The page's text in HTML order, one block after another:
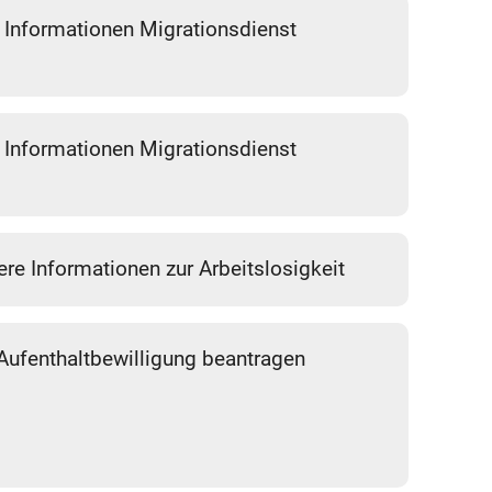
Informationen Migrationsdienst
Informationen Migrationsdienst
Informationen zur Arbeitslosigkeit
beantragen